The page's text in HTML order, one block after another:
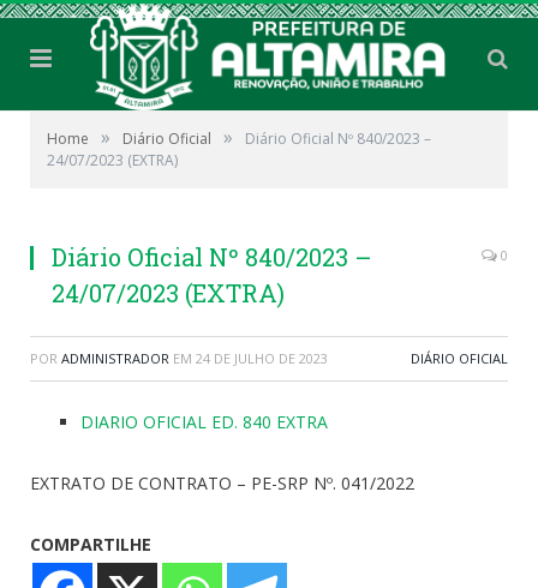
Home » Diário Oficial »
Diário Oficial Nº 840/2023 –
24/07/2023 (EXTRA)
Diário Oficial Nº 840/2023 –
24/07/2023 (EXTRA)
0
POR ADMINISTRADOR EM 24 DE JULHO DE 2023 DIÁRIO OFICIAL
DIARIO OFICIAL ED. 840 EXTRA
EXTRATO DE CONTRATO – PE-SRP Nº. 041/2022
COMPARTILHE